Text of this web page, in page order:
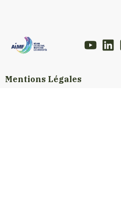
Mentions Légales